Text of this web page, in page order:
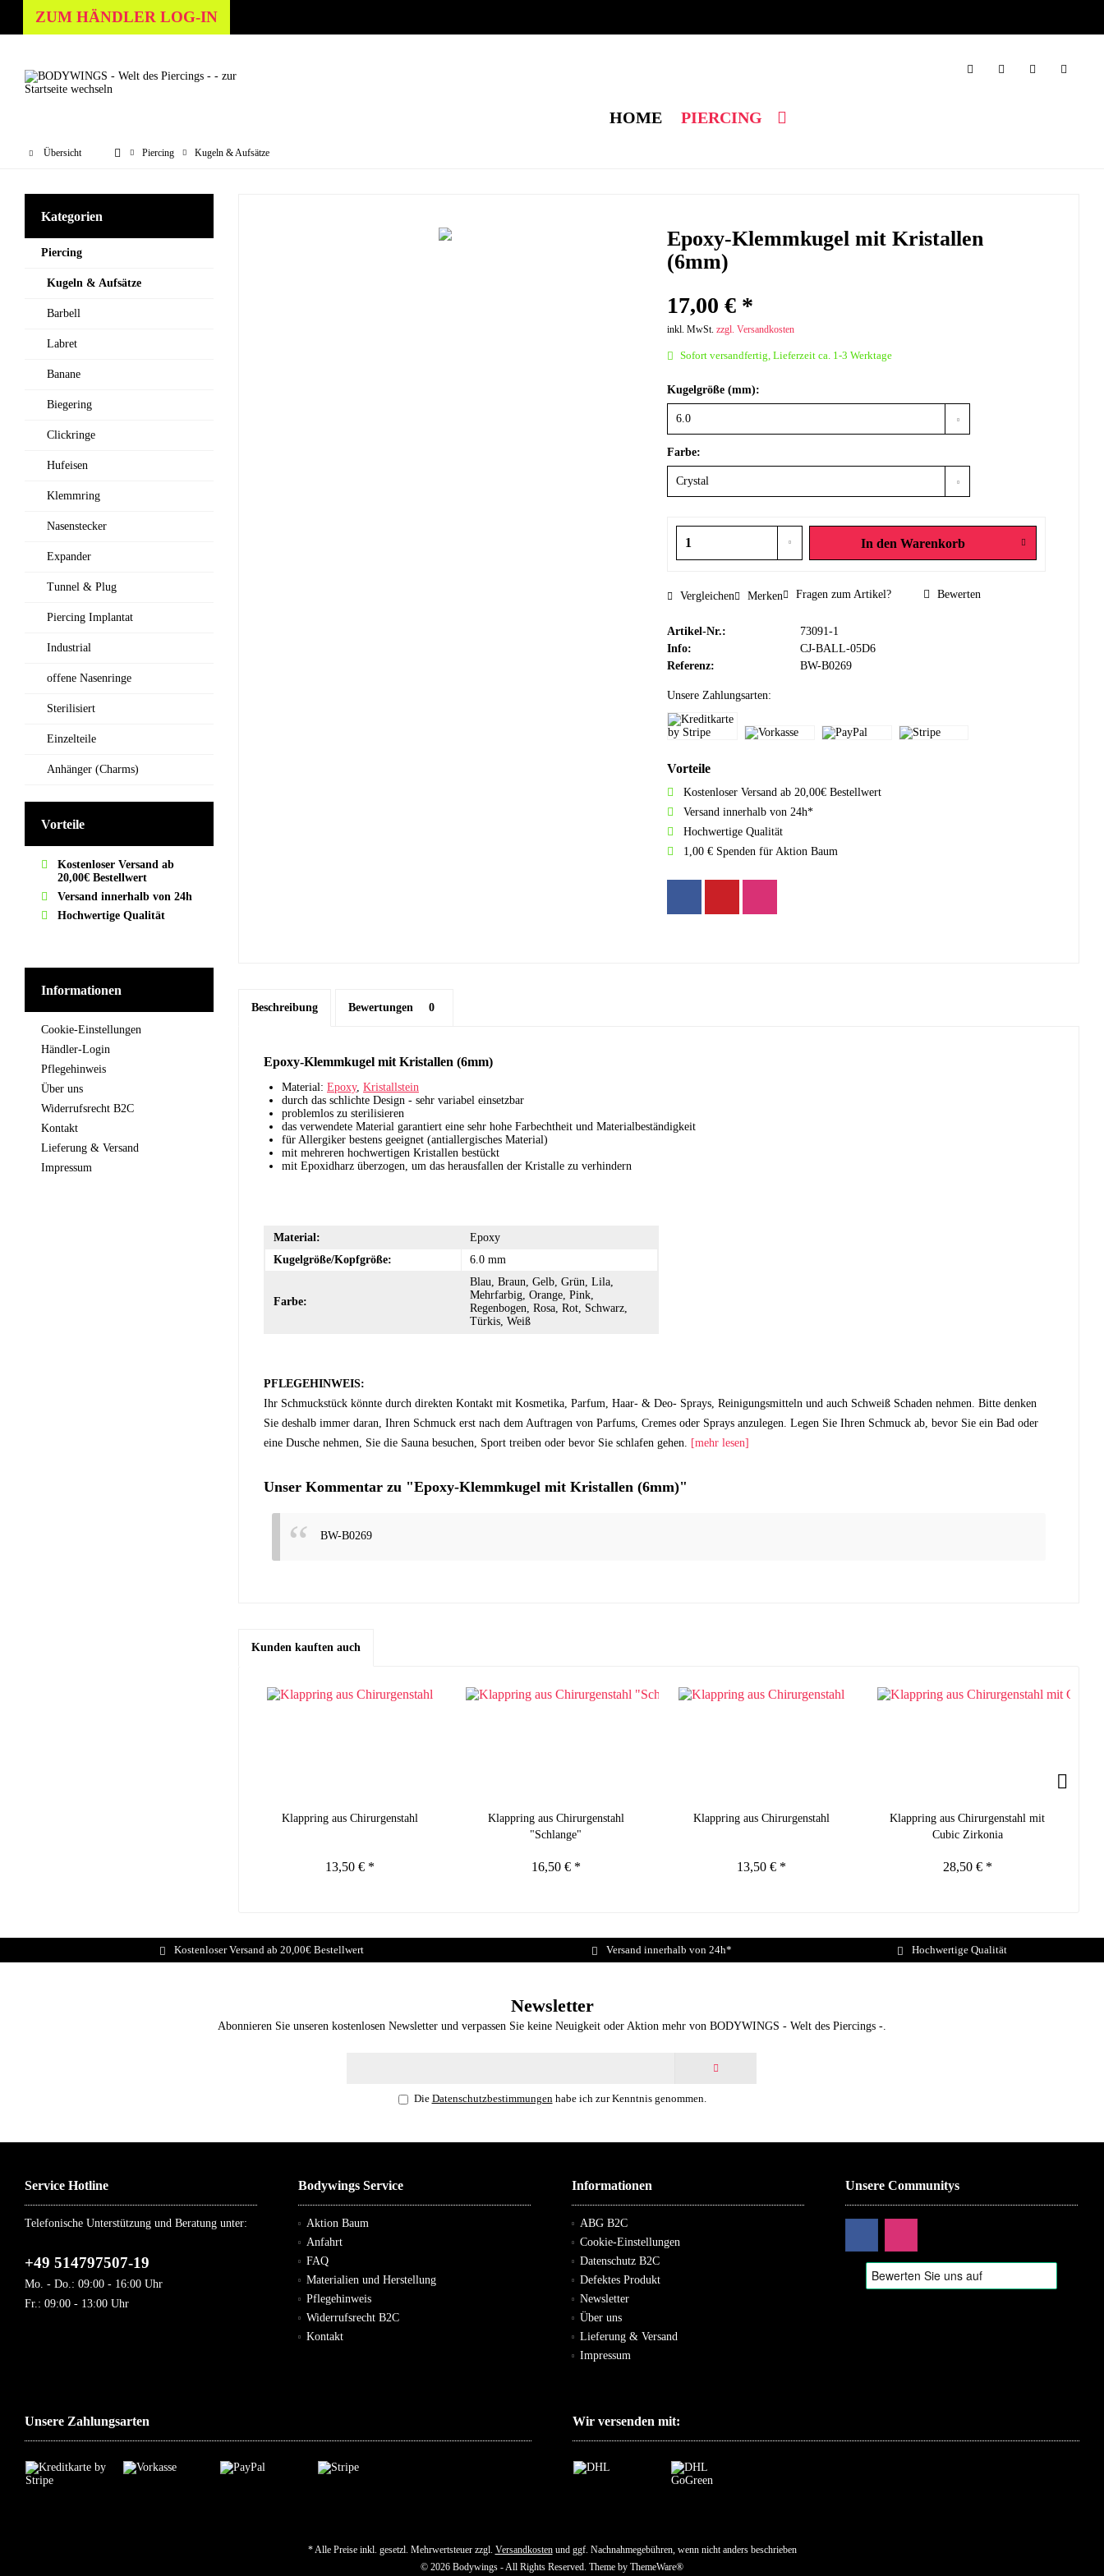
ZUM HÄNDLER LOG-IN
HOME PIERCING
Übersicht Piercing Kugeln & Aufsätze
Kategorien
Piercing
Kugeln & Aufsätze
Barbell
Labret
Banane
Biegering
Clickringe
Hufeisen
Klemmring
Nasenstecker
Expander
Tunnel & Plug
Piercing Implantat
Industrial
offene Nasenringe
Sterilisiert
Einzelteile
Anhänger (Charms)
Vorteile
Kostenloser Versand ab
20,00€ Bestellwert
Versand innerhalb von 24h
Hochwertige Qualität
Informationen
Cookie-Einstellungen
Händler-Login
Pflegehinweis
Über uns
Widerrufsrecht B2C
Kontakt
Lieferung & Versand
Impressum
Epoxy-Klemmkugel mit Kristallen
(6mm)
17,00 € *
inkl. MwSt. zzgl. Versandkosten
Sofort versandfertig, Lieferzeit ca. 1-3 Werktage
Kugelgröße (mm):
Farbe:
In den Warenkorb
Vergleichen Merken Fragen zum Artikel? Bewerten
Artikel-Nr.:
73091-1
Info:
CJ-BALL-05D6
Referenz:
BW-B0269
Unsere Zahlungsarten:
Vorteile
Kostenloser Versand ab 20,00€ Bestellwert
Versand innerhalb von 24h*
Hochwertige Qualität
1,00 € Spenden für Aktion Baum
Beschreibung Bewertungen 0
Epoxy-Klemmkugel mit Kristallen (6mm)
Material: Epoxy, Kristallstein
durch das schlichte Design - sehr variabel einsetzbar
problemlos zu sterilisieren
das verwendete Material garantiert eine sehr hohe Farbechtheit und Materialbeständigkeit
für Allergiker bestens geeignet (antiallergisches Material)
mit mehreren hochwertigen Kristallen bestückt
mit Epoxidharz überzogen, um das herausfallen der Kristalle zu verhindern
Material:
Epoxy
Kugelgröße/Kopfgröße:
6.0 mm
Farbe:
Blau, Braun, Gelb, Grün, Lila,
Mehrfarbig, Orange, Pink,
Regenbogen, Rosa, Rot, Schwarz,
Türkis, Weiß
PFLEGEHINWEIS:
Ihr Schmuckstück könnte durch direkten Kontakt mit Kosmetika, Parfum, Haar- & Deo- Sprays, Reinigungsmitteln und auch Schweiß Schaden nehmen. Bitte denken
Sie deshalb immer daran, Ihren Schmuck erst nach dem Auftragen von Parfums, Cremes oder Sprays anzulegen. Legen Sie Ihren Schmuck ab, bevor Sie ein Bad oder
eine Dusche nehmen, Sie die Sauna besuchen, Sport treiben oder bevor Sie schlafen gehen. [mehr lesen]
Unser Kommentar zu "Epoxy-Klemmkugel mit Kristallen (6mm)"
BW-B0269
Kunden kauften auch
Klappring aus Chirurgenstahl
13,50 € *
Klappring aus Chirurgenstahl
"Schlange"
16,50 € *
Klappring aus Chirurgenstahl
13,50 € *
Klappring aus Chirurgenstahl mit
Cubic Zirkonia
28,50 € *
Kostenloser Versand ab 20,00€ Bestellwert Versand innerhalb von 24h* Hochwertige Qualität
Newsletter
Abonnieren Sie unseren kostenlosen Newsletter und verpassen Sie keine Neuigkeit oder Aktion mehr von BODYWINGS - Welt des Piercings -.
Die Datenschutzbestimmungenhabe ich zur Kenntnis genommen.
Service Hotline
Telefonische Unterstützung und Beratung unter:
+49 514797507-19
Mo. - Do.: 09:00 - 16:00 Uhr
Fr.: 09:00 - 13:00 Uhr
Bodywings Service
Aktion Baum
Anfahrt
FAQ
Materialien und Herstellung
Pflegehinweis
Widerrufsrecht B2C
Kontakt
Informationen
ABG B2C
Cookie-Einstellungen
Datenschutz B2C
Defektes Produkt
Newsletter
Über uns
Lieferung & Versand
Impressum
Unsere Communitys
Unsere Zahlungsarten Wir versenden mit:
* Alle Preise inkl. gesetzl. Mehrwertsteuer zzgl. Versandkostenund ggf. Nachnahmegebühren, wenn nicht anders beschrieben
© 2026 Bodywings - All Rights Reserved. Theme by ThemeWare®